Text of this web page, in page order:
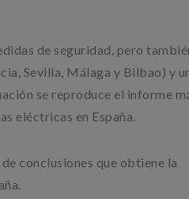
de seguridad, pero
Sevilla, Málaga y Bilbao) y
se reproduce el informe
eléctricas en España.
conclusiones que obtiene la